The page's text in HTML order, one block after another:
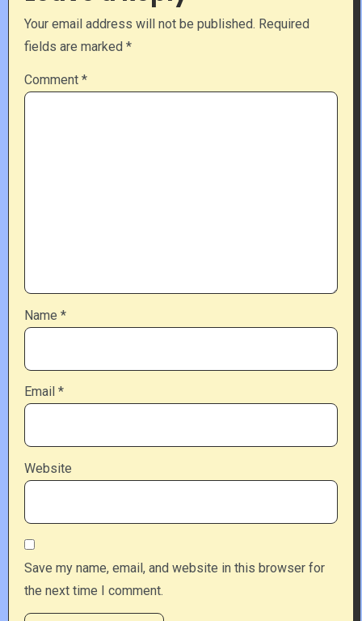
Your email address will not be published. Required
fields are marked *
Comment *
Name *
Email *
Website
Save my name, email, and website in this browser for
the next time I comment.